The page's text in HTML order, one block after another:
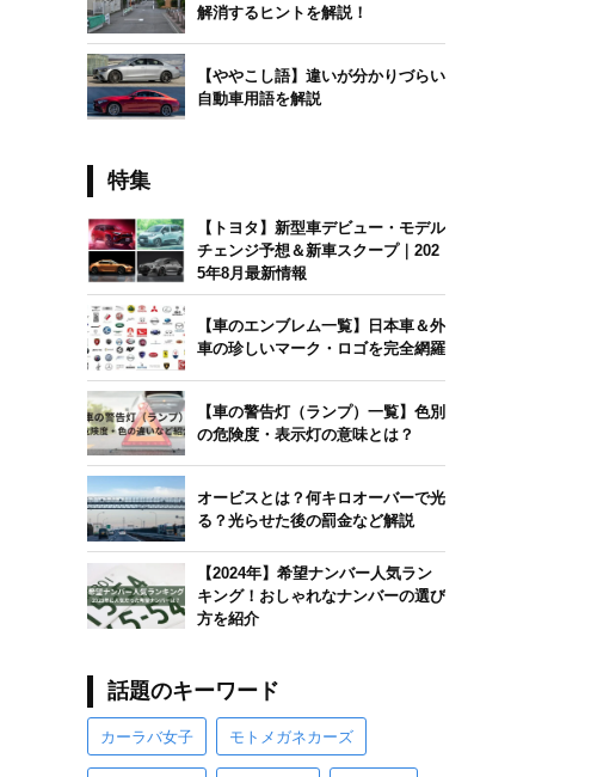
解消するヒントを解説！
【ややこし語】違いが分かりづらい
自動車用語を解説
特集
【トヨタ】新型車デビュー・モデル
チェンジ予想＆新車スクープ｜202
5年8月最新情報
【車のエンブレム一覧】日本車＆外
車の珍しいマーク・ロゴを完全網羅
【車の警告灯（ランプ）一覧】色別
の危険度・表示灯の意味とは？
オービスとは？何キロオーバーで光
る？光らせた後の罰金など解説
【2024年】希望ナンバー人気ラン
キング！おしゃれなナンバーの選び
方を紹介
話題のキーワード
カーラバ女子 モトメガネカーズ